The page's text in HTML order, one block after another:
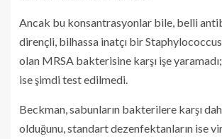
Ancak bu konsantrasyonlar bile, belli
dirençli, bilhassa inatçı bir
olan MRSA bakterisine karşı işe
ise şimdi test edilmedi.
Beckman, sabunların bakterilere karşı
olduğunu, standart dezenfektanların ise